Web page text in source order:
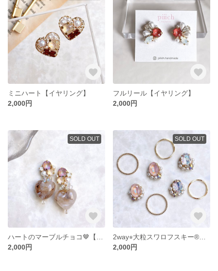
ミニハート【イヤリング】
2,000円
フルリール【イヤリング】
2,000円
SOLD OUT
2,000円
SOLD OUT
2,000円